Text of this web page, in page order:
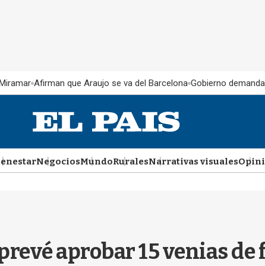
Afirman que Araujo se va del Barcelona Gobierno
NegociosMundoRuralesNarrativas visuales
aprobar 15 venias de